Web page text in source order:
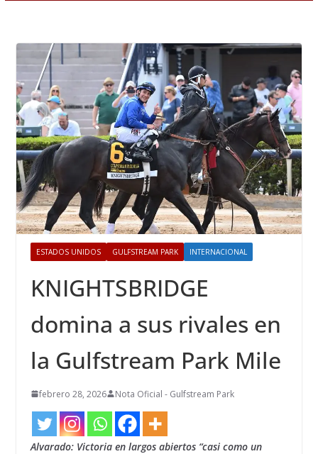
ESTADOS UNIDOS GULFSTREAM PARK INTERNACIONAL
KNIGHTSBRIDGE
domina a sus rivales en
la Gulfstream Park Mile
febrero 28, 2026 Nota Oficial - Gulfstream Park
Alvarado: Victoria en largos abiertos “casi como un